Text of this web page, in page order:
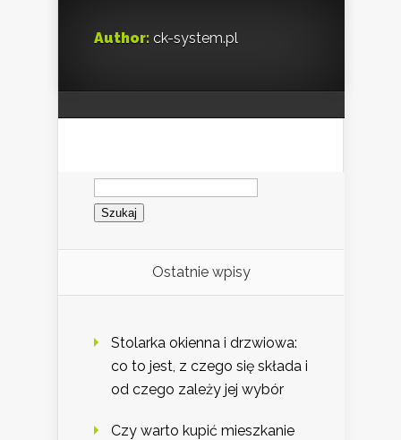
Author: ck-system.pl
Szukaj:
Ostatnie wpisy
Stolarka okienna i drzwiowa:
co to jest, z czego się składa i
od czego zależy jej wybór
Czy warto kupić mieszkanie